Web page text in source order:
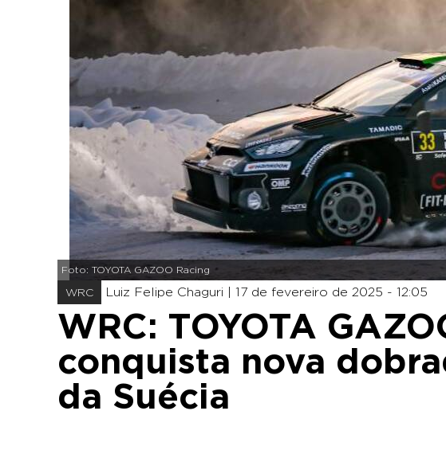
Foto: TOYOTA GAZOO Racing
WRC Luiz Felipe Chaguri | 17 de fevereiro de 2025 - 12:05
WRC: TOYOTA
conquista nova
da Suécia